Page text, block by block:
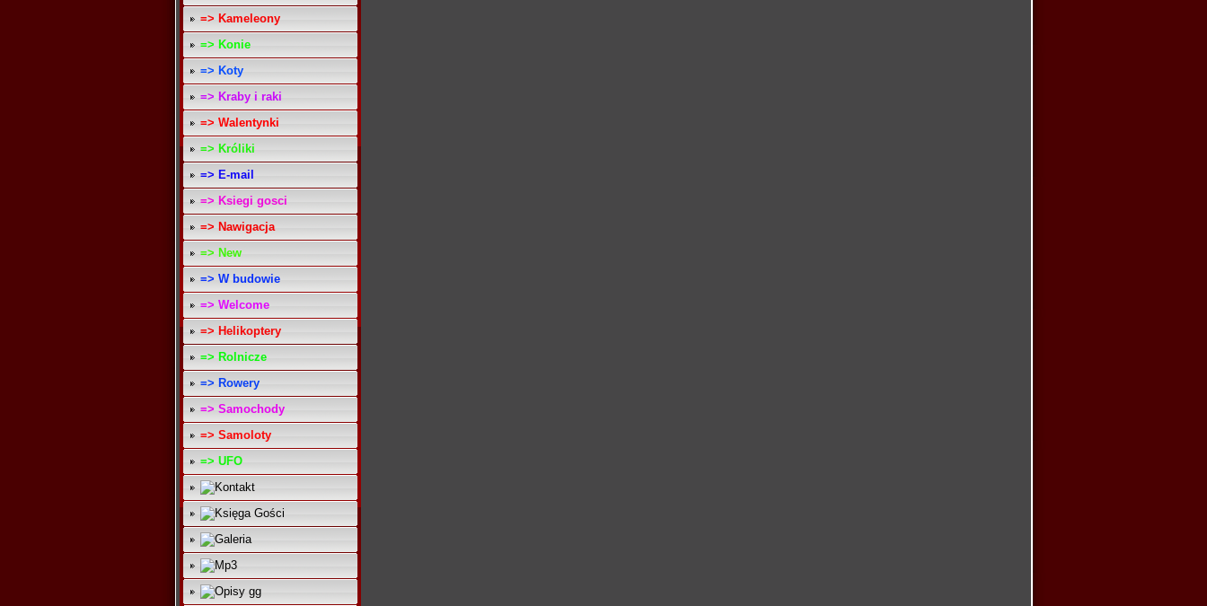
=> Kameleony
=> Konie
=> Koty
=> Kraby i raki
=> Walentynki
=> Króliki
=> E-mail
=> Ksiegi gosci
=> Nawigacja
=> New
=> W budowie
=> Welcome
=> Helikoptery
=> Rolnicze
=> Rowery
=> Samochody
=> Samoloty
=> UFO